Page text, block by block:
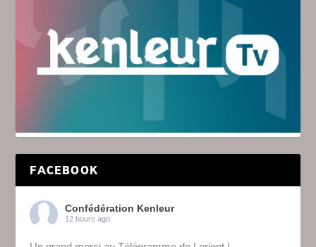
FACEBOOK
Confédération Kenleur
12 hours ago